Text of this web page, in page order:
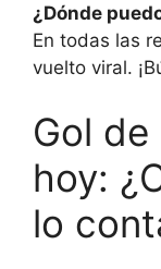
¿Dónde
En todas las
vuelto viral.
Gol de
hoy:
lo